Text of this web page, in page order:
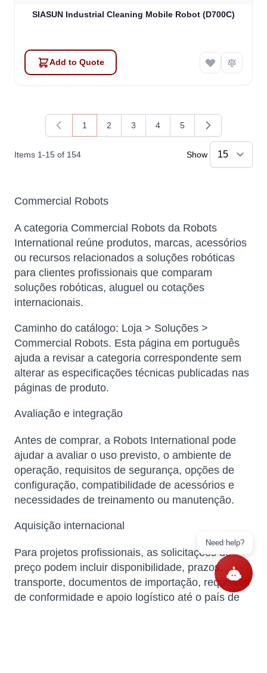
SIASUN Industrial Cleaning Mobile Robot (D700C)
Add to Quote
Items 1-15 of 154
You're currently reading page
1
Page
2
Page
3
Page
4
Page
5
Show
Commercial Robots
A categoria Commercial Robots da Robots
International reúne produtos, marcas, acessórios
ou recursos relacionados a soluções robóticas
para clientes profissionais que comparam
soluções robóticas, aluguel ou cotações
internacionais.
Caminho do catálogo: Loja > Soluções >
Commercial Robots. Esta página em português
ajuda a revisar a categoria correspondente sem
alterar as especificações técnicas publicadas nas
páginas de produto.
Avaliação e integração
Antes de comprar, a Robots International pode
ajudar a avaliar o uso previsto, o ambiente de
operação, requisitos de segurança, opções de
configuração, compatibilidade de acessórios e
necessidades de treinamento ou manutenção.
Aquisição internacional
Para projetos profissionais, as solicitações de
preço podem incluir disponibilidade, prazos,
transporte, documentos de importação, requisitos
de conformidade e apoio logístico até o país de
Need help?
Online — robotics specialist